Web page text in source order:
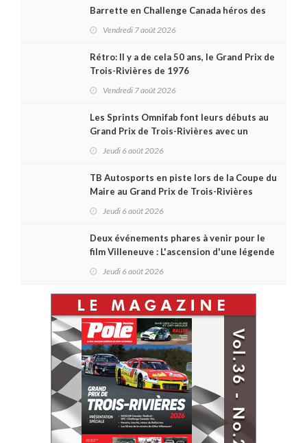
Barrette en Challenge Canada héros des
Vendredi 7 août 2026
Rétro: Il y a de cela 50 ans, le Grand Prix de
Trois-Rivières de 1976
Vendredi 7 août 2026
Les Sprints Omnifab font leurs débuts au
Grand Prix de Trois-Rivières avec un
Jeudi 6 août 2026
TB Autosports en piste lors de la Coupe du
Maire au Grand Prix de Trois-Rivières
Jeudi 6 août 2026
Deux événements phares à venir pour le
film Villeneuve : L'ascension d'une légende
Jeudi 6 août 2026